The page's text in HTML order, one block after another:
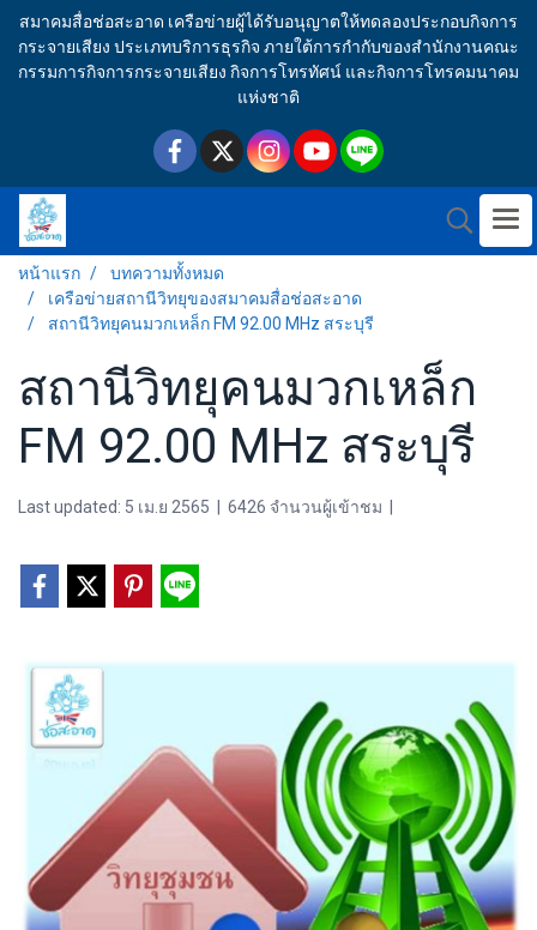
สมาคมสื่อช่อสะอาด เครือข่ายผู้ได้รับอนุญาตให้ทดลองประกอบกิจการ
กระจายเสียง ประเภทบริการธุรกิจ ภายใต้การกำกับของสำนักงานคณะ
กรรมการกิจการกระจายเสียง กิจการโทรทัศน์ และกิจการโทรคมนาคม
แห่งชาติ
หน้าแรก
บทความทั้งหมด
เครือข่ายสถานีวิทยุของสมาคมสื่อช่อสะอาด
สถานีวิทยุคนมวกเหล็ก FM 92.00 MHz สระบุรี
สถานีวิทยุคนมวกเหล็ก
FM 92.00 MHz สระบุรี
Last updated: 5 เม.ย 2565 6426 จำนวนผู้เข้าชม